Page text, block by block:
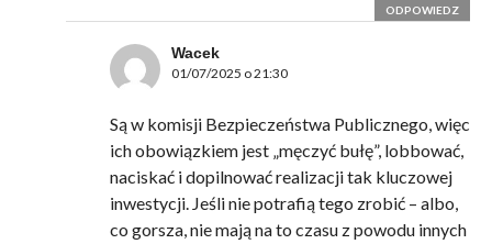
ODPOWIEDZ
Wacek
01/07/2025 o 21:30
Są w komisji Bezpieczeństwa Publicznego, więc
ich obowiązkiem jest „męczyć bułę”, lobbować,
naciskać i dopilnować realizacji tak kluczowej
inwestycji. Jeśli nie potrafią tego zrobić – albo,
co gorsza, nie mają na to czasu z powodu innych